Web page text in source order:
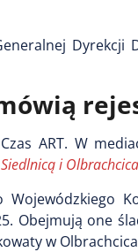
ART. W
i
Wojewódzkiego
Obejmują one
w